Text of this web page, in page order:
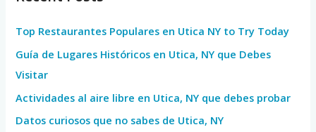
f
o
r
:
Top Restaurantes Populares en Utica NY to Try Today
Guía de Lugares Históricos en Utica, NY que Debes
Visitar
Actividades al aire libre en Utica, NY que debes probar
Datos curiosos que no sabes de Utica, NY